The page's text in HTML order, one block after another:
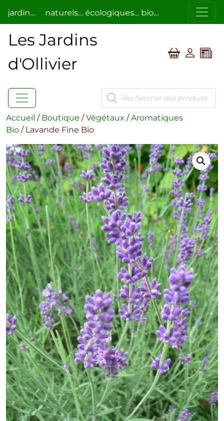
naturels… écologiques… bio… respectueux de
Les Jardins
d'Ollivier
Recherche
de
produits
Accueil / Boutique /Végétaux /Aromatiques
Bio / Lavande Fine Bio